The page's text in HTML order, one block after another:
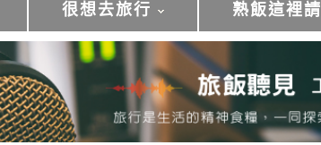
很想去旅行 熟飯這裡請